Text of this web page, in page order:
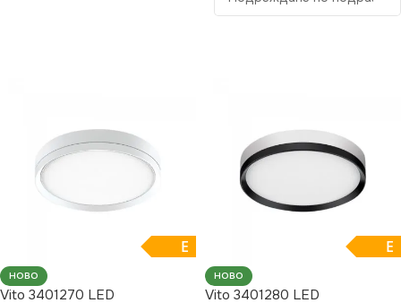
E
НОВО
Vito 3401270 LED
E
НОВО
Vito 3401280 LED